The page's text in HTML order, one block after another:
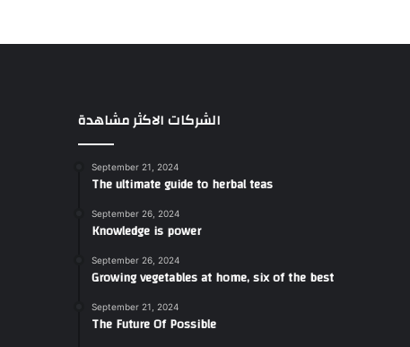
الشركات الاكثر مشاهدة
September 21, 2024
The ultimate guide to herbal teas
September 26, 2024
Knowledge is power
September 26, 2024
Growing vegetables at home, six of the best
September 21, 2024
The Future Of Possible